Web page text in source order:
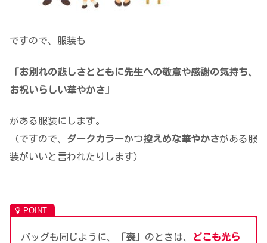
ですので、服装も
「お別れの悲しさとともに先生への敬意や感謝の気持ち、
お祝いらしい華やかさ」
がある服装にします。
（ですので、 ダークカラーかつ控えめな華やかさがある服
装がいいと言われたりします）
バッグも同じように、 「喪」 のときは、 どこも光ら